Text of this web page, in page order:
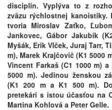
disciplín. Vyplýva to z
zväzu rýchlostnej kanoistiky.
tvoria Miroslav Zaťko,
Jankovec, Gábor Jakubík
Myšák, Erik Vlček, Juraj Tarr,
m), Marek Krajčovič (K1 5000
Vincent Farkaš (C1 1000 m)
5000 m). Jedinou ženskou
(K1 200 m a K1 500 m).
pretekári s istou účasťou na
Martina Kohlová a Peter Gelle.